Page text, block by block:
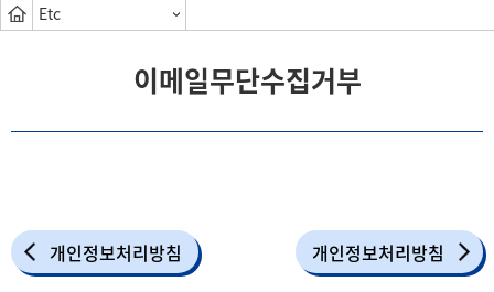
Etc
이메일무단수집거부
개인정보처리방침 개인정보처리방침